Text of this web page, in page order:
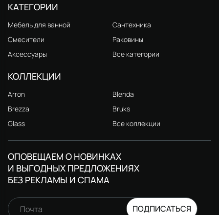
КАТЕГОРИИ
Мебель для ванной
Сантехника
Смесители
Раковины
Аксессуары
Все категории
КОЛЛЕКЦИИ
Arron
Blenda
Brezza
Bruks
Glass
Все коллекции
ОПОВЕЩАЕМ О НОВИНКАХ
И ВЫГОДНЫХ ПРЕДЛОЖЕНИЯХ
БЕЗ РЕКЛАМЫ И СПАМА
Почта ПОДПИСАТЬСЯ